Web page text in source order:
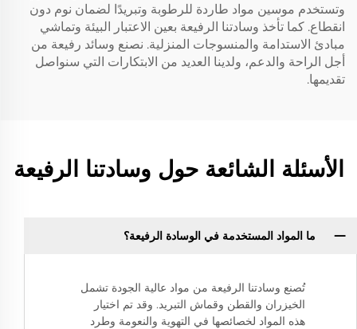
وتستخدم موسين مواد طاردة للرطوبة وتبريدًا لضمان نوم دون
انقطاع. كما تأخذ وسادتنا الرفيعة بعين الاعتبار البيئة وتماشي
مبادئ الاستدامة والمنسوجات المنزلية. نصنع وسائد رفيعة من
أجل الراحة والدعم، ولدينا العديد من الابتكارات التي سنواصل
تقديمها.
الأسئلة الشائعة حول وسادتنا الرفيعة
ما المواد المستخدمة في الوسادة الرفيعة؟
تُصنع وسادتنا الرفيعة من مواد عالية الجودة تشمل
الخيزران والقطن وقماش التبريد. وقد تم اختيار
هذه المواد لخصائصها في التهوية والنعومة وطرد